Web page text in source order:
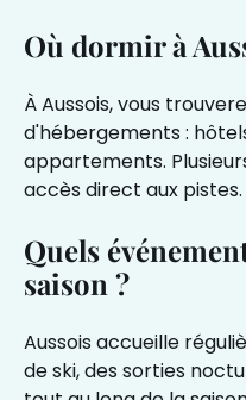
Où dormir à
À Aussois, vous
d'hébergements :
appartements.
accès direct aux pistes.
Quels
saison ?
Aussois accueille
de ski, des sorties